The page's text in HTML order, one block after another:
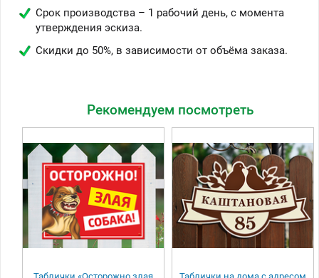
Срок производства – 1 рабочий день, с момента
утверждения эскиза.
Скидки до 50%, в зависимости от объёма заказа.
Рекомендуем посмотреть